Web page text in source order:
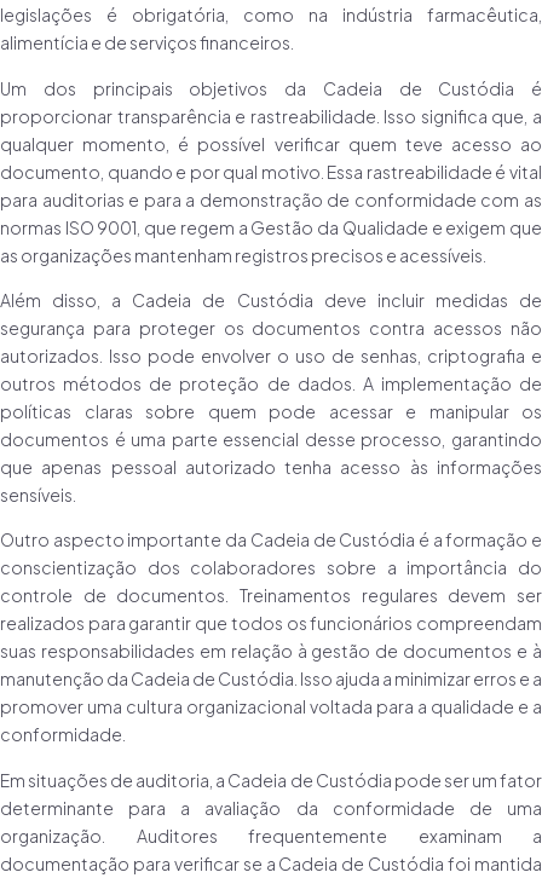
legislações é obrigatória, como na indústria farmacêutica,
alimentícia e de serviços financeiros.
Um dos principais objetivos da Cadeia de Custódia é
proporcionar transparência e rastreabilidade. Isso significa que, a
qualquer momento, é possível verificar quem teve acesso ao
documento, quando e por qual motivo. Essa rastreabilidade é vital
para auditorias e para a demonstração de conformidade com as
normas ISO 9001, que regem a Gestão da Qualidade e exigem que
as organizações mantenham registros precisos e acessíveis.
Além disso, a Cadeia de Custódia deve incluir medidas de
segurança para proteger os documentos contra acessos não
autorizados. Isso pode envolver o uso de senhas, criptografia e
outros métodos de proteção de dados. A implementação de
políticas claras sobre quem pode acessar e manipular os
documentos é uma parte essencial desse processo, garantindo
que apenas pessoal autorizado tenha acesso às informações
sensíveis.
Outro aspecto importante da Cadeia de Custódia é a formação e
conscientização dos colaboradores sobre a importância do
controle de documentos. Treinamentos regulares devem ser
realizados para garantir que todos os funcionários compreendam
suas responsabilidades em relação à gestão de documentos e à
manutenção da Cadeia de Custódia. Isso ajuda a minimizar erros e a
promover uma cultura organizacional voltada para a qualidade e a
conformidade.
Em situações de auditoria, a Cadeia de Custódia pode ser um fator
determinante para a avaliação da conformidade de uma
organização. Auditores frequentemente examinam a
documentação para verificar se a Cadeia de Custódia foi mantida